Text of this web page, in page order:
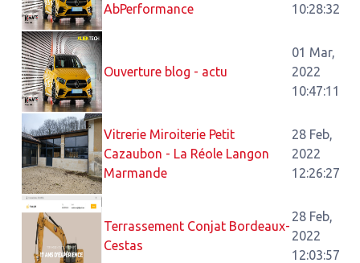
AbPerformance
10:28:32
Ouverture blog - actu
01 Mar,
2022
10:47:11
Vitrerie Miroiterie Petit
Cazaubon - La Réole Langon
Marmande
28 Feb,
2022
12:26:27
Terrassement Conjat Bordeaux-
Cestas
28 Feb,
2022
12:03:57